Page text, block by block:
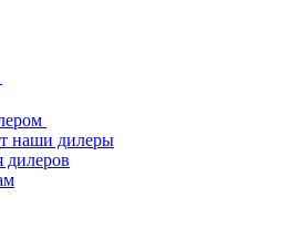
наши дилеры
дилеров